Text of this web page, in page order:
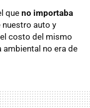
que no importaba
nuestro auto y
costo del mismo
no era de